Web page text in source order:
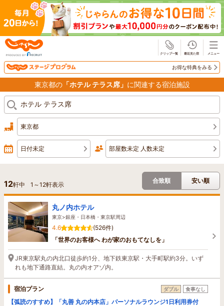
お得な特典をみる
東京都の「ホテル テラス席」 に関連する宿泊施設
東京都
日付未定 部屋数未定 人数未定
12軒中 1 ～12軒表示
合致順 安い順
丸ノ内ホテル
東京>銀座・日本橋・東京駅周辺
4.6
(526件)
「世界のお客様へ わが家のおもてなしを」
JR東京駅丸の内北口徒歩約1分、地下鉄東京駅・大手町駅約3分。いず
れも地下通路直結。丸の内オアゾ内。
宿泊プラン ダブル 食事なし
【弧読のすすめ】「丸善 丸の内本店」パーソナルラウンジ1日利用券付